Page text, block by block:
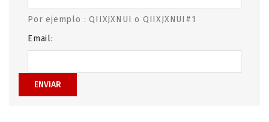
Por ejemplo : QIIXJXNUI o QIIXJXNUI#1
Email:
ENVIAR